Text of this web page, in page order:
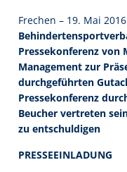
Frechen – 19. Mai
Pressekonferenz von
Management zur
durchgeführten
Pressekonferenz
Beucher vertreten
zu entschuldigen
PRESSEEINLADUNG